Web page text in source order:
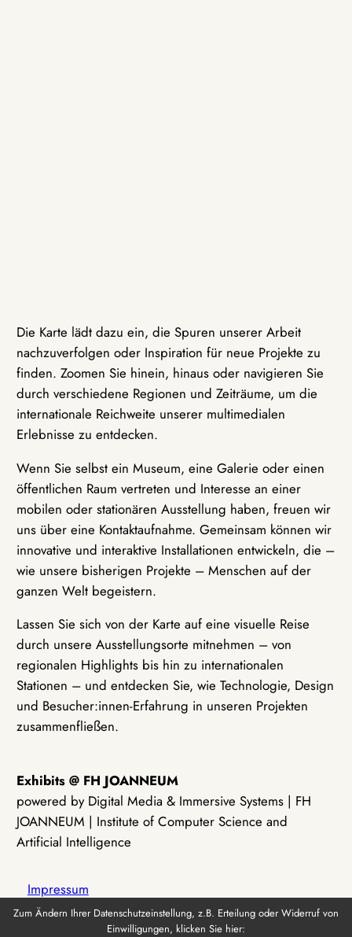
Die Karte lädt dazu ein, die Spuren unserer Arbeit
nachzuverfolgen oder Inspiration für neue Projekte zu
finden. Zoomen Sie hinein, hinaus oder navigieren Sie
durch verschiedene Regionen und Zeiträume, um die
internationale Reichweite unserer multimedialen
Erlebnisse zu entdecken.
Wenn Sie selbst ein Museum, eine Galerie oder einen
öffentlichen Raum vertreten und Interesse an einer
mobilen oder stationären Ausstellung haben, freuen wir
uns über eine Kontaktaufnahme. Gemeinsam können wir
innovative und interaktive Installationen entwickeln, die –
wie unsere bisherigen Projekte – Menschen auf der
ganzen Welt begeistern.
Lassen Sie sich von der Karte auf eine visuelle Reise
durch unsere Ausstellungsorte mitnehmen – von
regionalen Highlights bis hin zu internationalen
Stationen – und entdecken Sie, wie Technologie, Design
und Besucher:innen-Erfahrung in unseren Projekten
zusammenfließen.
Exhibits @ FH JOANNEUM
powered by Digital Media & Immersive Systems | FH
JOANNEUM | Institute of Computer Science and
Artificial Intelligence
Impressum
Zum Ändern Ihrer Datenschutzeinstellung, z.B. Erteilung oder Widerruf von
Einwilligungen, klicken Sie hier: